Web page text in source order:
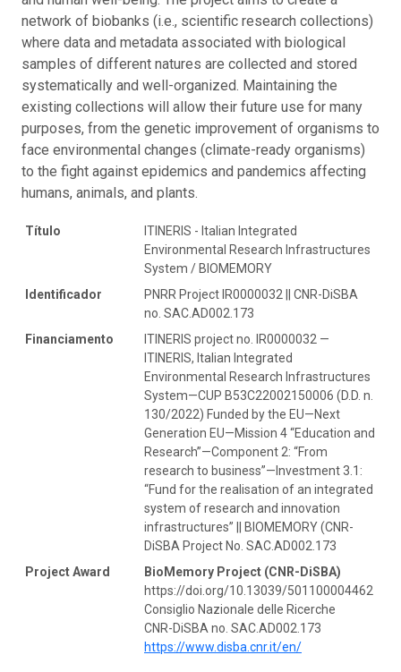
network of biobanks (i.e., scientific research collections)
where data and metadata associated with biological
samples of different natures are collected and stored
systematically and well-organized. Maintaining the
existing collections will allow their future use for many
purposes, from the genetic improvement of organisms to
face environmental changes (climate-ready organisms)
to the fight against epidemics and pandemics affecting
humans, animals, and plants.
Título
ITINERIS - Italian Integrated
Environmental Research Infrastructures
System / BIOMEMORY
Identificador
PNRR Project IR0000032 || CNR-DiSBA
no. SAC.AD002.173
Financiamento
ITINERIS project no. IR0000032 —
ITINERIS, Italian Integrated
Environmental Research Infrastructures
System—CUP B53C22002150006 (D.D. n.
130/2022) Funded by the EU—Next
Generation EU—Mission 4 “Education and
Research”—Component 2: “From
research to business”—Investment 3.1:
“Fund for the realisation of an integrated
system of research and innovation
infrastructures” || BIOMEMORY (CNR-
DiSBA Project No. SAC.AD002.173
Project Award
BioMemory Project (CNR-DiSBA)
https://doi.org/10.13039/501100004462
Consiglio Nazionale delle Ricerche
CNR-DiSBA no. SAC.AD002.173
https://www.disba.cnr.it/en/